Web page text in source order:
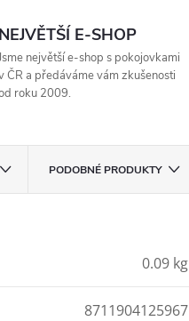
NEJVĚTŠÍ E-SHOP
největší e-shop s pokojovkami
ČR a předáváme vám zkušenosti
roku 2009.
PODOBNÉ PRODUKTY
0.09 kg
8711904125967